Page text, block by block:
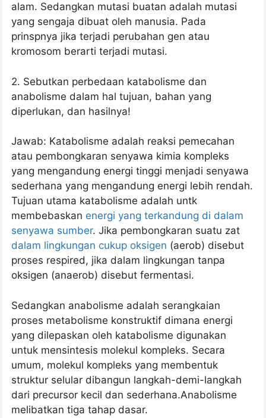
alam. Sedangkan mutasi buatan adalah mutasi
yang sengaja dibuat oleh manusia. Pada
prinspnya jika terjadi perubahan gen atau
kromosom berarti terjadi mutasi.
2. Sebutkan perbedaan katabolisme dan
anabolisme dalam hal tujuan, bahan yang
diperlukan, dan hasilnya!
Jawab: Katabolisme adalah reaksi pemecahan
atau pembongkaran senyawa kimia kompleks
yang mengandung energi tinggi menjadi senyawa
sederhana yang mengandung energi lebih rendah.
Tujuan utama katabolisme adalah untk
membebaskan energi yang terkandung di dalam
senyawa sumber. Jika pembongkaran suatu zat
dalam lingkungan cukup oksigen (aerob) disebut
proses respired, jika dalam lingkungan tanpa
oksigen (anaerob) disebut fermentasi.
Sedangkan anabolisme adalah serangkaian
proses metabolisme konstruktif dimana energi
yang dilepaskan oleh katabolisme digunakan
untuk mensintesis molekul kompleks. Secara
umum, molekul kompleks yang membentuk
struktur selular dibangun langkah-demi-langkah
dari precursor kecil dan sederhana.Anabolisme
melibatkan tiga tahap dasar.